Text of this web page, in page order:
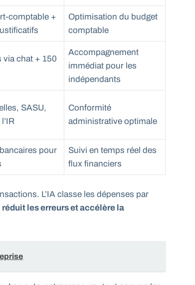
comptable +
Optimisation du budget
comptable
via chat + 150
Accompagnement
immédiat pour les
indépendants
SASU,
Conformité
administrative optimale
pour
Suivi en temps réel des
flux financiers
L’IA classe les dépenses par
réduit les erreurs et accélère la